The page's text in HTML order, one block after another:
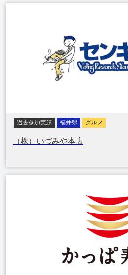
過去参加実績 福井県 グルメ
（株）いづみや本店